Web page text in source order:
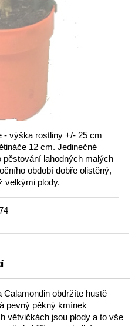
- výška rostliny +/- 25 cm
12 cm. Jedinečné
lahodných malých
období dobře olistěný,
velkými plody.
obdržíte hustě
pevný pěkný kmínek
větvičkách jsou plody a to vše